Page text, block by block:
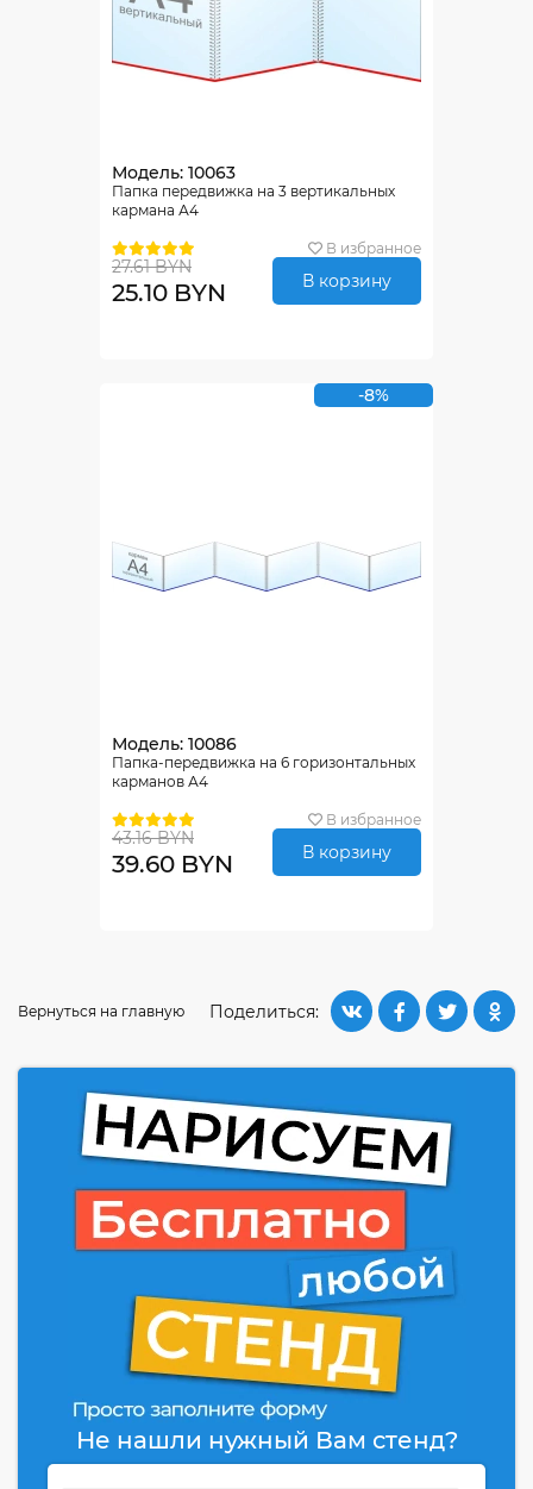
Модель: 10063
Папка передвижка на 3 вертикальных
кармана А4
В избранное
27.61 BYN
25.10 BYN В корзину
-8%
Модель: 10086
Папка-передвижка на 6 горизонтальных
карманов А4
В избранное
43.16 BYN
39.60 BYN В корзину
Поделиться:
Вернуться на главную
Не нашли нужный Вам стенд?